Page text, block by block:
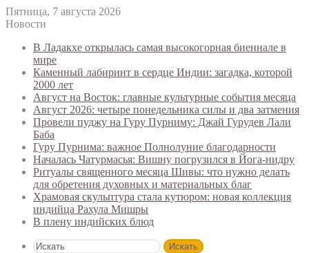
Пятница, 7 августа 2026
Новости
В Ладакхе открылась самая высокогорная биеннале в
мире
Каменный лабиринт в сердце Индии: загадка, которой
2000 лет
Август на Восток: главные культурные события месяца
Август 2026: четыре понедельника силы и два затмения
Провели пуджу на Гуру Пурниму: Джай Гурудев Лали
Баба
Гуру Пурнима: важное Полнолуние благодарности
Началась Чатурмасья: Вишну погрузился в Йога-нидру
Ритуалы священного месяца Шивы: что нужно делать
для обретения духовных и материальных благ
Храмовая скульптура стала кутюром: новая коллекция
индийца Рахула Мишры
В плену индийских блюд
Искать